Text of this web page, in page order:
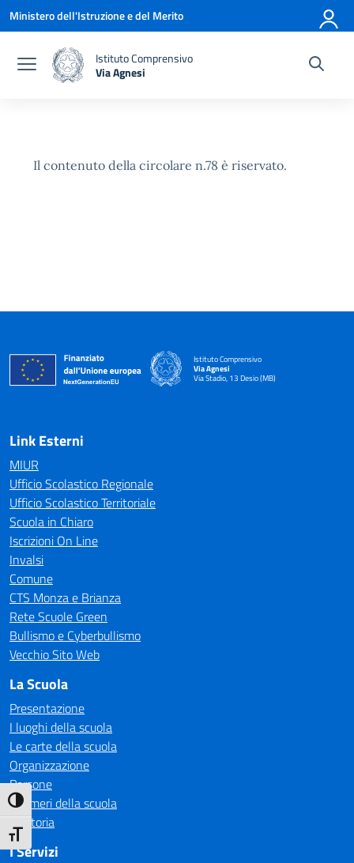
Attiva/disattiva alto contrasto
Attiva/disattiva dimensione testo
Vai ai contenuti
Vai al menu di navigazione
Vai al footer
Ministero dell'Istruzione e del Merito
Istituto Comprensivo
Via Agnesi
— Visita la pagina iniziale della scuola
Il contenuto della circolare n.78 è riservato.
Istituto Comprensivo
Via Agnesi
Via Stadio, 13 Desio (MB)
— Visita la pagina iniziale della scuola
Link Esterni
MIUR
Ufficio Scolastico Regionale
Ufficio Scolastico Territoriale
Scuola in Chiaro
Iscrizioni On Line
Invalsi
Comune
CTS Monza e Brianza
Rete Scuole Green
Bullismo e Cyberbullismo
Vecchio Sito Web
La Scuola
Presentazione
I luoghi della scuola
Le carte della scuola
Organizzazione
Persone
I numeri della scuola
La storia
I Servizi